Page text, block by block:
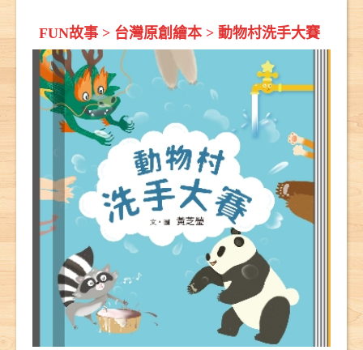
FUN故事> 台灣原創繪本> 動物村洗手大賽